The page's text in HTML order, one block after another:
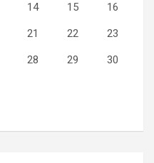
14 15 16
21 22 23
28 29 30